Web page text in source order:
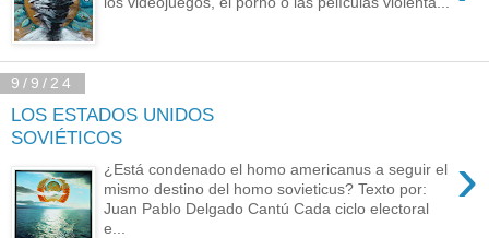
9/9/24
LOS ESTADOS UNIDOS
SOVIÉTICOS
›
¿Está condenado el homo americanus a seguir el
mismo destino del homo sovieticus? Texto por:
Juan Pablo Delgado Cantú Cada ciclo electoral
e...